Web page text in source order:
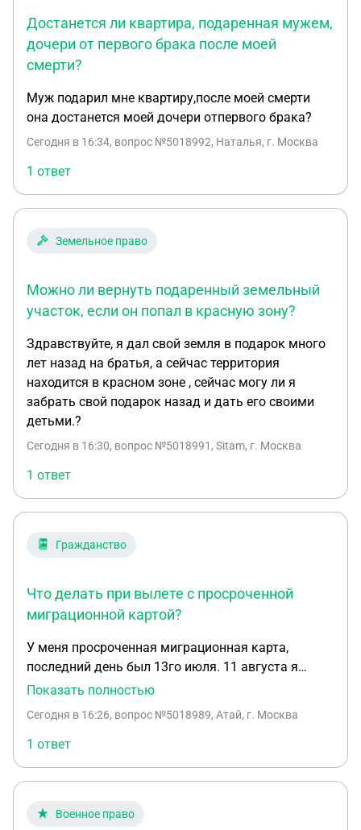
Достанется ли квартира, подаренная мужем,
дочери от первого брака после моей
смерти?
Муж подарил мне квартиру,после моей смерти
она достанется моей дочери отпервого брака?
Сегодня в 16:34, вопрос №5018992, Наталья, г. Москва
1 ответ
Земельное право
Можно ли вернуть подаренный земельный
участок, если он попал в красную зону?
Здравствуйте, я дал свой земля в подарок много
лет назад на братья, а сейчас территория
находится в красном зоне , сейчас могу ли я
забрать свой подарок назад и дать его своими
детьми.?
Сегодня в 16:30, вопрос №5018991, Sitam, г. Москва
1 ответ
Гражданство
Что делать при вылете с просроченной
миграционной картой?
У меня просроченная миграционная карта,
последний день был 13го июля. 11 августа я
собираюсь вылетать в Кыргызстан. Рейс
прочитал, что за просрочку в Аэропорту нужно
будет оплатить штраф от 2000-5000 тыс рублей и
при пересадке мне нужно быть это оплачивать
снова или как? И какие проблемы могут во время
регистрации
Показать полностью
Сегодня в 16:26, вопрос №5018989, Атай, г. Москва
1 ответ
Военное право